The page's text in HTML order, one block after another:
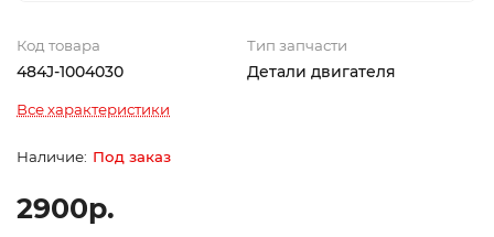
Код товара
484J-1004030
Тип запчасти
Детали двигателя
Все характеристики
Под заказ
2900р.